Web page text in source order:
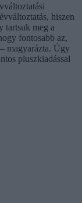
hiszen
tartsuk meg a
fontosabb az,
magyarázta. Úgy
pluszkiadással